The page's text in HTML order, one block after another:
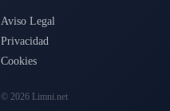
Aviso Legal
Privacidad
Cookies
© 2026 Limni.net